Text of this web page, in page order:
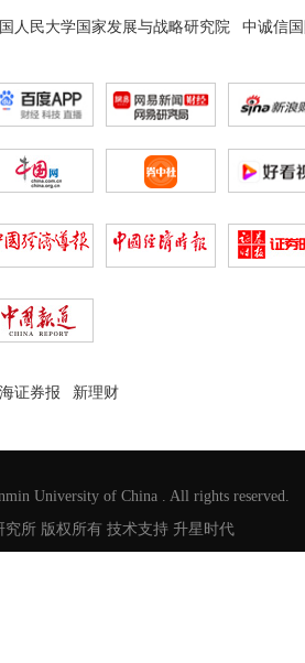
人民大学国家发展与战略研究院 中诚信
证券报 新理财
University of China . All rights reserved.
所 版权所有 技术支持 升星时代